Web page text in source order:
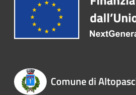
Comune di